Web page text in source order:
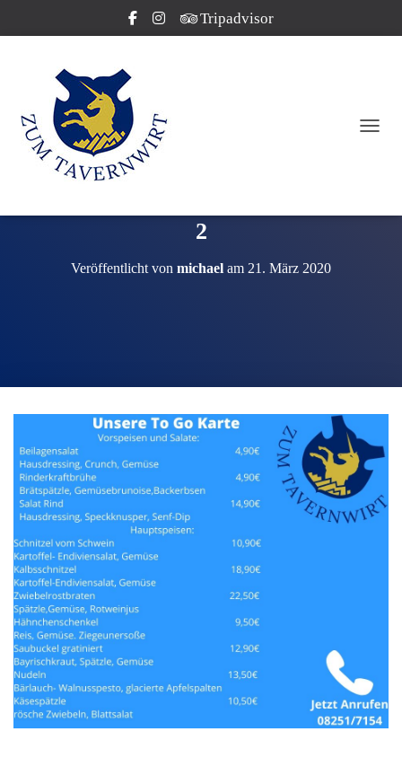
Tripadvisor
2
Veröffentlicht von michael am 21. März 2020